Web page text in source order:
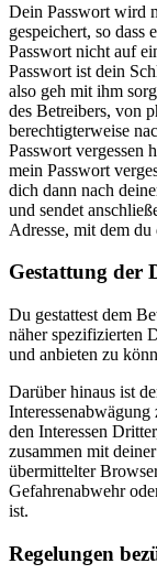
Dein Passwort wird
gespeichert, so dass
Passwort nicht auf
Passwort ist dein
also geh mit ihm
des Betreibers, von
berechtigterweise
Passwort vergessen
mein Passwort
dich dann nach
und sendet
Adresse, mit dem
Gestattung der
Du gestattest dem
näher spezifizierten
und anbieten zu
Darüber hinaus ist
den Interessen
zusammen mit
übermittelter
Gefahrenabwehr
ist.
Regelungen